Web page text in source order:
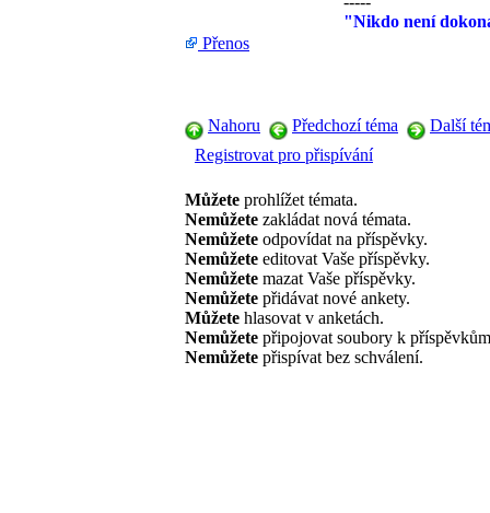
"Nikdo není
Přenos
Nahoru Předchozí téma
Další
Registrovat pro přispívání
Můžete prohlížet témata.
Nemůžete zakládat nová témata.
Nemůžete odpovídat na příspěvky.
Nemůžete editovat Vaše příspěvky.
Nemůžete mazat Vaše příspěvky.
Nemůžete přidávat nové ankety.
Můžete hlasovat v anketách.
Nemůžete připojovat soubory k
Nemůžete přispívat bez schválení.